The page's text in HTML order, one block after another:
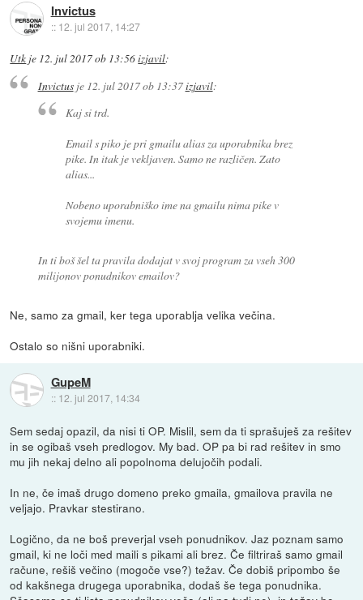
Invictus
:: 12. jul 2017, 14:27
Utk je 12. jul 2017 ob 13:56izjavil:
Invictusje 12. jul 2017 ob 13:37izjavil:
Kaj si trd.
Email s piko je pri gmailu alias za uporabnika brez
pike. In itak je vekljaven. Samo ne različen. Zato
alias...
Nobeno uporabniško ime na gmailu nima pike v
svojemu imenu.
In ti boš šel ta pravila dodajat v svoj program za vseh 300
milijonov ponudnikov emailov?
Ne, samo za gmail, ker tega uporablja velika večina.
Ostalo so nišni uporabniki.
GupeM
:: 12. jul 2017, 14:34
Sem sedaj opazil, da nisi ti OP. Mislil, sem da ti sprašuješ za rešitev
in se ogibaš vseh predlogov. My bad. OP pa bi rad rešitev in smo
mu jih nekaj delno ali popolnoma delujočih podali.
In ne, če imaš drugo domeno preko gmaila, gmailova pravila ne
veljajo. Pravkar stestirano.
Logično, da ne boš preverjal vseh ponudnikov. Jaz poznam samo
gmail, ki ne loči med maili s pikami ali brez. Če filtriraš samo gmail
račune, rešiš večino (mogoče vse?) težav. Če dobiš pripombo še
od kakšnega drugega uporabnika, dodaš še tega ponudnika.